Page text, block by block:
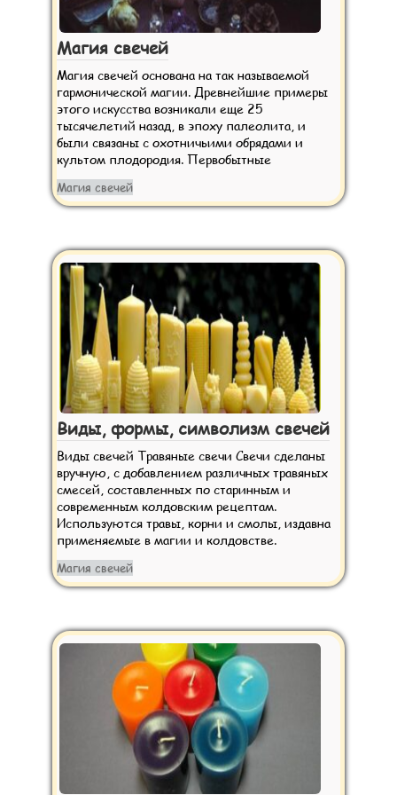
Магия свечей
Магия свечей основана на так называемой
гармонической магии. Древнейшие примеры
этого искусства возникали еще 25
тысячелетий назад, в эпоху палеолита, и
были связаны с охотничьими обрядами и
культом плодородия. Первобытные
Магия свечей
Виды, формы, символизм свечей
Виды свечей Травяные свечи Свечи сделаны
вручную, с добавлением различных травяных
смесей, составленных по старинным и
современным колдовским рецептам.
Используются травы, корни и смолы, издавна
применяемые в магии и колдовстве.
Магия свечей